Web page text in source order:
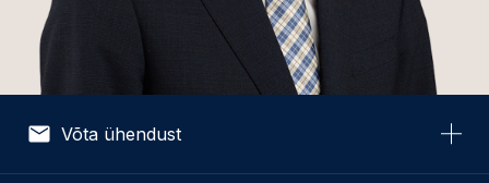
Võta ühendust